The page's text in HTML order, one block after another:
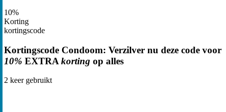
10%
Korting
kortingscode
Kortingscode Condoom: Verzilver nu deze code voor
10% EXTRA korting op alles
2 keer gebruikt